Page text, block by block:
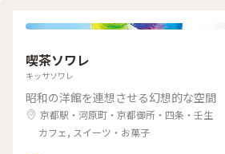
に幸せでした😊 ＊ ギャラリーでは風
めぞの #梅園
しい 蜜がたっぷりのみたらし団子は
れます😊 店内の配置を変えられたよ
人席になり 通い始めて幾数年 初め
した😊 中庭がいい感じです😊🌳 ＊
ちょっと甘い物が食べたいなぁーと
うお店です😊 #京都カフェ #パフェ活2024 #みたらし団子 #秋
の彩り #クラシカルな街 #私の好きな
喫茶ソワレ
キッサソワレ
昭和の洋館を連想させる幻想的な空間
京都駅・河原町・京都御所・四条・壬生
カフェ, スイーツ・お菓子